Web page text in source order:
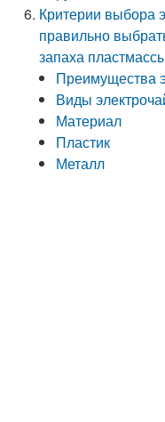
Критерии выбора
правильно
запаха
Преимущества
Виды
Материал
Пластик
Металл